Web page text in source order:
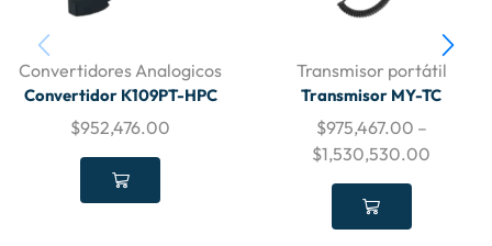
Convertidores Analogicos
Convertidor K109PT-HPC
$952,476.00
Transmisor portátil
Transmisor MY-TC
$975,467.00 –
$1,530,530.00